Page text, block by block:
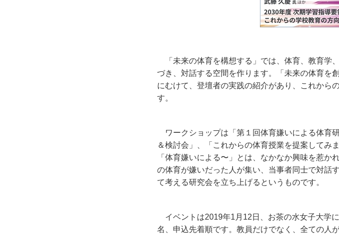
「未来の体育を構想する」では、体育、教育学
づき、対話する空間を作ります。「未来の体育を
にむけて、登壇者の実践の紹介があり、これから
す。
ワークショップは「第１回体育嫌いによる体育
＆検討会」、「これからの体育授業を提案してみ
「体育嫌いによる〜」とは、なかなか興味を惹か
の体育が嫌いだった人が集い、当事者同士で対話
て考える研究会を立ち上げるというものです。
イベントは2019年1 月 12 日、お茶の水女子大学
名、申込先着順です。教員だけでなく、全ての人